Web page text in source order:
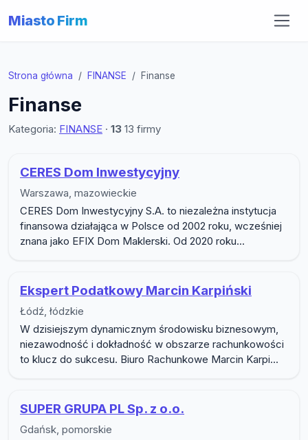
Miasto Firm
Strona główna FINANSE Finanse
Finanse
Kategoria: FINANSE · 13 13 firmy
CERES Dom Inwestycyjny
Warszawa, mazowieckie
CERES Dom Inwestycyjny S.A. to niezależna instytucja
finansowa działająca w Polsce od 2002 roku, wcześniej
znana jako EFIX Dom Maklerski. Od 2020 roku...
Ekspert Podatkowy Marcin Karpiński
Łódź, łódzkie
W dzisiejszym dynamicznym środowisku biznesowym,
niezawodność i dokładność w obszarze rachunkowości
to klucz do sukcesu. Biuro Rachunkowe Marcin Karpi...
SUPER GRUPA PL Sp. z o.o.
Gdańsk, pomorskie